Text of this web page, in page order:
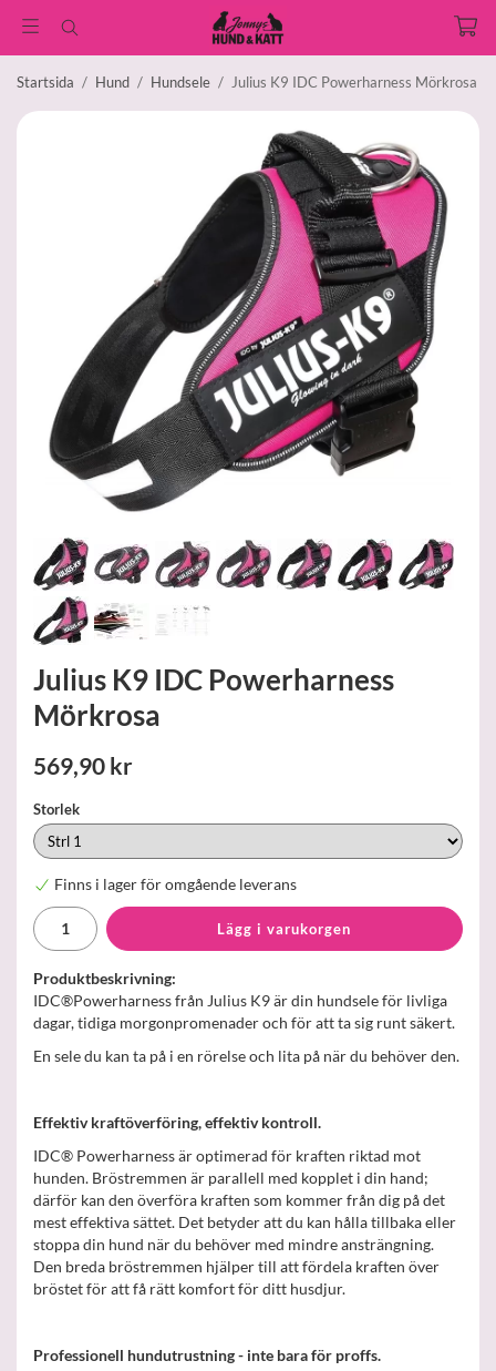
Startsida / Hund / Hundsele / Julius K9 IDC Powerharness Mörkrosa
Julius K9 IDC Powerharness
Mörkrosa
569,90 kr
Storlek
Finns i lager för omgående leverans
Lägg i varukorgen
Produktbeskrivning:
IDC®Powerharness från Julius K9 är din hundsele för livliga
dagar, tidiga morgonpromenader och för att ta sig runt säkert.
En sele du kan ta på i en rörelse och lita på när du behöver den.
Effektiv kraftöverföring, effektiv kontroll.
IDC® Powerharness är optimerad för kraften riktad mot
hunden. Bröstremmen är parallell med kopplet i din hand;
därför kan den överföra kraften som kommer från dig på det
mest effektiva sättet. Det betyder att du kan hålla tillbaka eller
stoppa din hund när du behöver med mindre ansträngning.
Den breda bröstremmen hjälper till att fördela kraften över
bröstet för att få rätt komfort för ditt husdjur.
Professionell hundutrustning - inte bara för proffs.